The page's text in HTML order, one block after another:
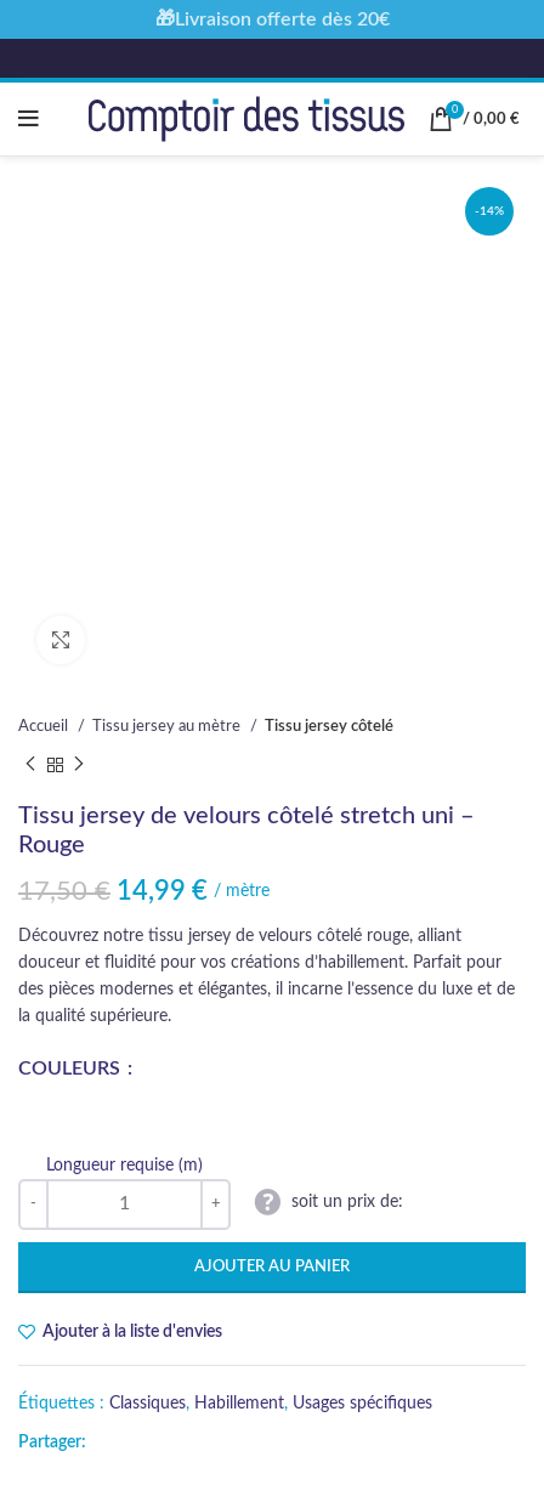
0
/ 0,00 €
-14%
Accueil Tissu jersey au mètre Tissu jersey côtelé
Tissu jersey de velours côtelé stretch uni –
Rouge
17,50€
Le prix initial était : 17,50 €.
14,99 €
Le prix actuel est : 14,99 €./ mètre
Découvrez notre tissu jersey de velours côtelé rouge, alliant
douceur et fluidité pour vos créations d’habillement. Parfait pour
des pièces modernes et élégantes, il incarne l’essence du luxe et de
la qualité supérieure.
COULEURS
Longueur requise (m)
soit un prix de:
AJOUTER AU PANIER
Ajouter à la liste d'envies
Étiquettes : Classiques, Habillement, Usages spécifiques
Partager:
🎁Livraison offerte dès 20€